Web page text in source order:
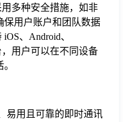
多种安全措施，如非
保用户账户和团队数据
、Android、
，用户可以在不同设备
易用且可靠的即时通讯